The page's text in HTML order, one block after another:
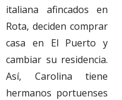
italiana afincados en
Rota, deciden comprar
casa en El Puerto y
cambiar su residencia.
Así, Carolina tiene
hermanos portuenses